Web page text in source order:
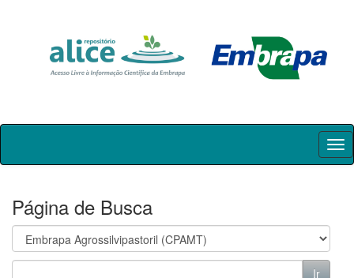
Skip
Página de Busca